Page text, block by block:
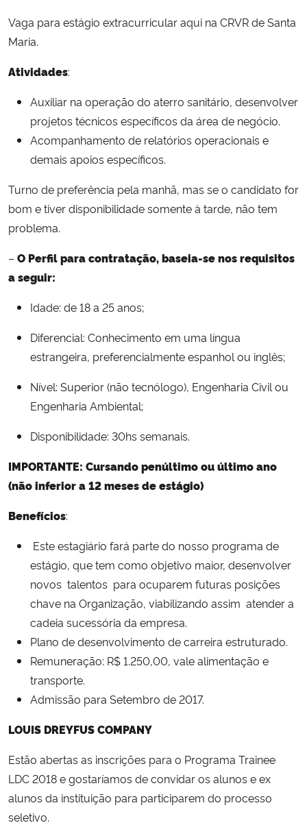
Vaga para estágio extracurricular aqui na CRVR de Santa
Maria.
Atividades:
Auxiliar na operação do aterro sanitário, desenvolver
projetos técnicos específicos da área de negócio.
Acompanhamento de relatórios operacionais e
demais apoios específicos.
Turno de preferência pela manhã, mas se o candidato for
bom e tiver disponibilidade somente à tarde, não tem
problema.
– O Perfil para contratação, baseia-se nos requisitos
a seguir:
Idade: de 18 a 25 anos;
Diferencial: Conhecimento em uma língua
estrangeira, preferencialmente espanhol ou inglês;
Nível: Superior (não tecnólogo), Engenharia Civil ou
Engenharia Ambiental;
Disponibilidade: 30hs semanais.
IMPORTANTE: Cursando penúltimo ou último ano
(não inferior a 12 meses de estágio)
Benefícios:
Este estagiário fará parte do nosso programa de
estágio, que tem como objetivo maior, desenvolver
novos talentos para ocuparem futuras posições
chave na Organização, viabilizando assim atender a
cadeia sucessória da empresa.
Plano de desenvolvimento de carreira estruturado.
Remuneração: R$ 1.250,00, vale alimentação e
transporte.
Admissão para Setembro de 2017.
LOUIS DREYFUS COMPANY
Estão abertas as inscrições para o Programa Trainee
LDC 2018 e gostaríamos de convidar os alunos e ex
alunos da instituição para participarem do processo
seletivo.